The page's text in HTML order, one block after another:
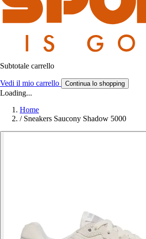
Subtotale carrello
Vedi il mio carrello Continua lo shopping
Loading...
Home
/ Sneakers Saucony Shadow 5000